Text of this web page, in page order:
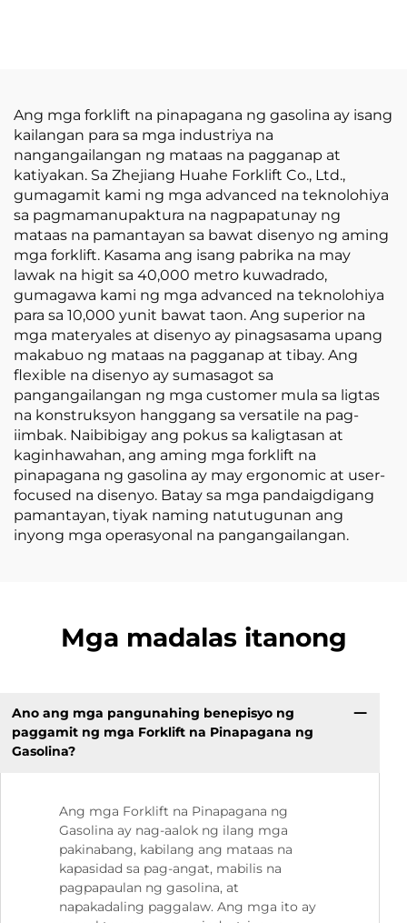
Ang mga forklift na pinapagana ng gasolina ay isang
kailangan para sa mga industriya na
nangangailangan ng mataas na pagganap at
katiyakan. Sa Zhejiang Huahe Forklift Co., Ltd.,
gumagamit kami ng mga advanced na teknolohiya
sa pagmamanupaktura na nagpapatunay ng
mataas na pamantayan sa bawat disenyo ng aming
mga forklift. Kasama ang isang pabrika na may
lawak na higit sa 40,000 metro kuwadrado,
gumagawa kami ng mga advanced na teknolohiya
para sa 10,000 yunit bawat taon. Ang superior na
mga materyales at disenyo ay pinagsasama upang
makabuo ng mataas na pagganap at tibay. Ang
flexible na disenyo ay sumasagot sa
pangangailangan ng mga customer mula sa ligtas
na konstruksyon hanggang sa versatile na pag-
iimbak. Naibibigay ang pokus sa kaligtasan at
kaginhawahan, ang aming mga forklift na
pinapagana ng gasolina ay may ergonomic at user-
focused na disenyo. Batay sa mga pandaigdigang
pamantayan, tiyak naming natutugunan ang
inyong mga operasyonal na pangangailangan.
Mga madalas itanong
Ano ang mga pangunahing benepisyo ng
paggamit ng mga Forklift na Pinapagana ng
Gasolina?
Ang mga Forklift na Pinapagana ng
Gasolina ay nag-aalok ng ilang mga
pakinabang, kabilang ang mataas na
kapasidad sa pag-angat, mabilis na
pagpapaulan ng gasolina, at
napakadaling paggalaw. Ang mga ito ay